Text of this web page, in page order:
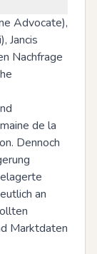
Advocate),
Jancis
Nachfrage
de la
Dennoch
an
Marktdaten